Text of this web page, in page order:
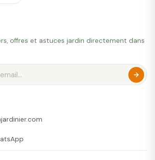
offres et astuces jardin directement dans